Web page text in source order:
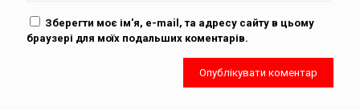
Зберегти моє ім'я, e-mail, та адресу сайту в цьому
браузері для моїх подальших коментарів.